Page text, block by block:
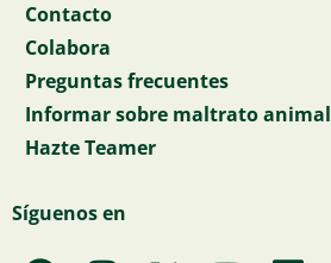
Contacto
Colabora
Preguntas frecuentes
Informar sobre maltrato animal
Hazte Teamer
Síguenos en